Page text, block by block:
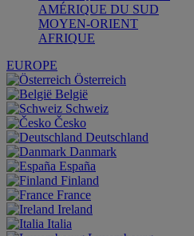
AMÉRIQUE DU SUD
MOYEN-ORIENT
AFRIQUE
EUROPE
Österreich
België
Schweiz
Česko
Deutschland
Danmark
España
Finland
France
Ireland
Italia